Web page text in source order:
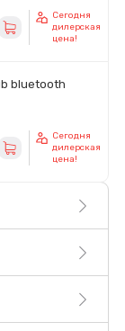
Сегодня
дилерская
цена!
bluetooth
Сегодня
дилерская
цена!